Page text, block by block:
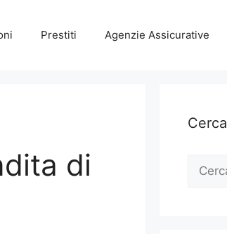
Prestiti Agenzie Assicurative
di
Cerca
Ricerca